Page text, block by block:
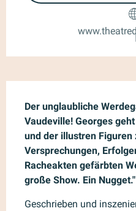
Der unglaubliche
Vaudeville! Georges
und der illustren Figuren
Versprechungen,
Racheakten gefärbten
große Show. Ein
Geschrieben und